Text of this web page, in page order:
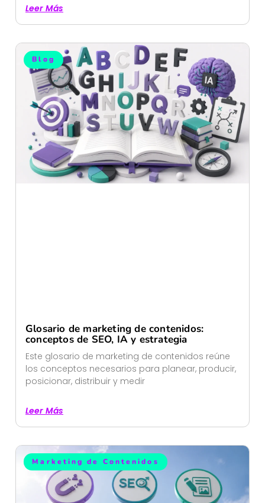
Leer Más
Blog
Glosario de marketing de contenidos:
conceptos de SEO, IA y estrategia
Este glosario de marketing de contenidos reúne
los conceptos necesarios para planear, producir,
posicionar, distribuir y medir
Leer Más
Marketing de Contenidos